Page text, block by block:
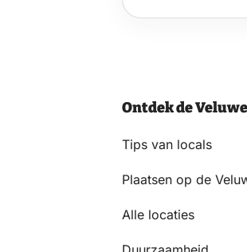
HET
Ontdek de Veluwe
Tips van locals
Plaatsen op de
Alle locaties